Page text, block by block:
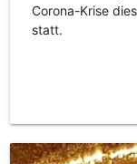
Corona-Krise
statt.